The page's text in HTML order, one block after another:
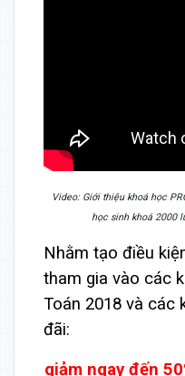
Video: Giới thiệu khoá học
học sinh khoá 2000
Nhằm tạo điều
tham gia vào các
Toán 2018 và các
đãi:
giảm ngay đến